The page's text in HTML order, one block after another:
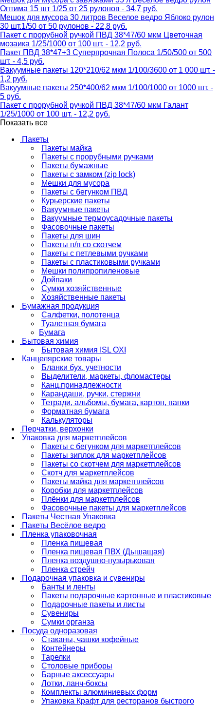
Оптима 15 шт 1/25 от 25 рулонов - 34,7 руб.
Мешок для мусора 30 литров Веселое ведро Яблоко рулон
30 шт.1/50 от 50 рулонов - 22,8 руб.
Пакет с прорубной ручкой ПВД 38*47/60 мкм Цветочная
мозаика 1/25/1000 от 100 шт. - 12,2 руб.
Пакет ПВД 38*47+3 Суперпрочная Полоса 1/50/500 от 500
шт. - 4,5 руб.
Вакуумные пакеты 120*210/62 мкм 1/100/3600 от 1 000 шт. -
1,2 руб.
Вакуумные пакеты 250*400/62 мкм 1/100/1000 от 1000 шт. -
5 руб.
Пакет с прорубной ручкой ПВД 38*47/60 мкм Галант
1/25/1000 от 100 шт. - 12,2 руб.
Показать все
Пакеты
Пакеты майка
Пакеты с прорубными ручками
Пакеты бумажные
Пакеты с замком (zip lock)
Мешки для мусора
Пакеты с бегунком ПВД
Курьерские пакеты
Вакуумные пакеты
Вакуумные термоусадочные пакеты
Фасовочные пакеты
Пакеты для шин
Пакеты п/п со скотчем
Пакеты с петлевыми ручками
Пакеты с пластиковыми ручками
Мешки полипропиленовые
Дойпаки
Сумки хозяйственные
Хозяйственные пакеты
Бумажная продукция
Салфетки, полотенца
Туалетная бумага
Бумага
Бытовая химия
Бытовая химия ISL OXI
Канцелярские товары
Бланки бух. учетности
Выделители, маркеты, фломастеры
Канц.принадлежности
Карандаши, ручки, стержни
Тетради, альбомы, бумага, картон, папки
Форматная бумага
Калькуляторы
Перчатки, верхонки
Упаковка для маркетплейсов
Пакеты с бегунком для маркетплейсов
Пакеты зиплок для маркетплейсов
Пакеты со скотчем для маркетплейсов
Скотч для маркетплейсов
Пакеты майка для маркетплейсов
Коробки для маркетплейсов
Плёнки для маркетплейсов
Фасовочные пакеты для маркетплейсов
Пакеты Честная Упаковка
Пакеты Весёлое ведро
Пленка упаковочная
Пленка пищевая
Пленка пищевая ПВХ (Дышащая)
Пленка воздушно-пузырьковая
Пленка стрейч
Подарочная упаковка и сувениры
Банты и ленты
Пакеты подарочные картонные и пластиковые
Подарочные пакеты и листы
Сувениры
Сумки органза
Посуда одноразовая
Стаканы, чашки кофейные
Контейнеры
Тарелки
Столовые приборы
Барные аксессуары
Лотки, ланч-боксы
Комплекты алюминиевых форм
Упаковка Крафт для ресторанов быстрого